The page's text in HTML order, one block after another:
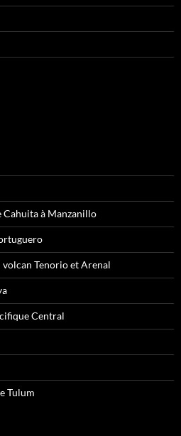
Cahuita à Manzanillo
Tenorio et Arenal
Central
Tulum